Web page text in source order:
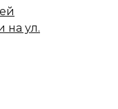
на ул.